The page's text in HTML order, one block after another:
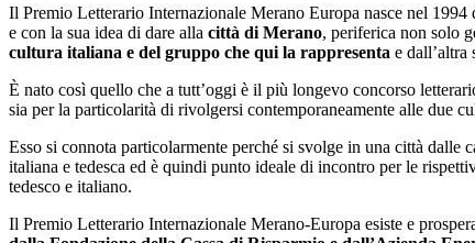
Il Premio Letterario Internazionale Merano Europa nasce nel
e con la sua idea di dare alla città di Merano, periferica non solo
cultura italiana e del gruppo che qui la rappresenta e dall’altra
È nato così quello che a tutt’oggi è il più longevo concorso
sia per la particolarità di rivolgersi contemporaneamente alle due
Esso si connota particolarmente perché si svolge in una città dalle
italiana e tedesca ed è quindi punto ideale di incontro per le
tedesco e italiano.
Il Premio Letterario Internazionale Merano-Europa esiste e